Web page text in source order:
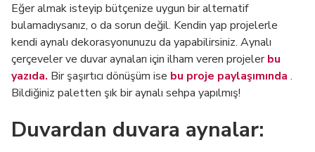
Eğer almak isteyip bütçenize uygun bir alternatif
bulamadıysanız, o da sorun değil. Kendin yap projelerle
kendi aynalı dekorasyonunuzu da yapabilirsiniz. Aynalı
çerçeveler ve duvar aynaları için ilham veren projelerbu
yazıda. Bir şaşırtıcı dönüşüm ise bu proje paylaşımında .
Bildiğiniz paletten şık bir aynalı sehpa yapılmış!
Duvardan duvara aynalar: